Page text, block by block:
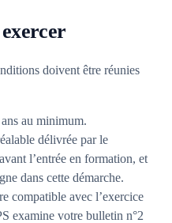
doivent être réunies
au minimum.
délivrée par le
l’entrée en formation, et
dans cette démarche.
compatible avec l’exercice
examine votre bulletin n°2